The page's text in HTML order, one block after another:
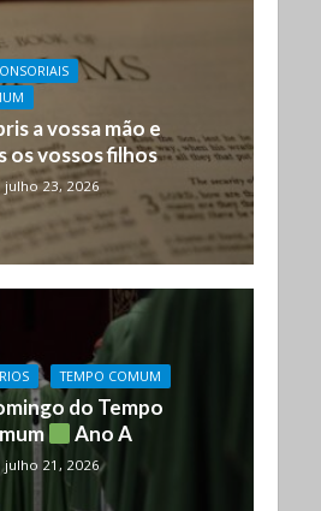
a vossa mão e
os vossos filhos
julho 23, 2026
TEMPO COMUM
do Tempo
Ano A
julho 21, 2026